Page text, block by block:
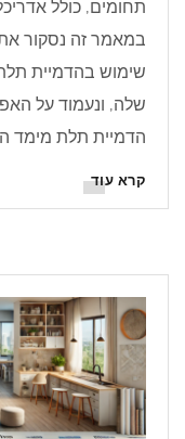
תחומים, כולל
במאמר זה נסקור
שימוש בהדמיית
שלה, ונעמוד על
הדמיית תלת מימד
קרא עוד